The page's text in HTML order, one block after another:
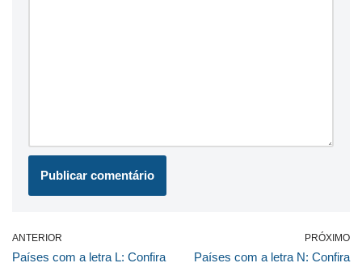
ANTERIOR
Países com a letra L: Confira
PRÓXIMO
Países com a letra N: Confira